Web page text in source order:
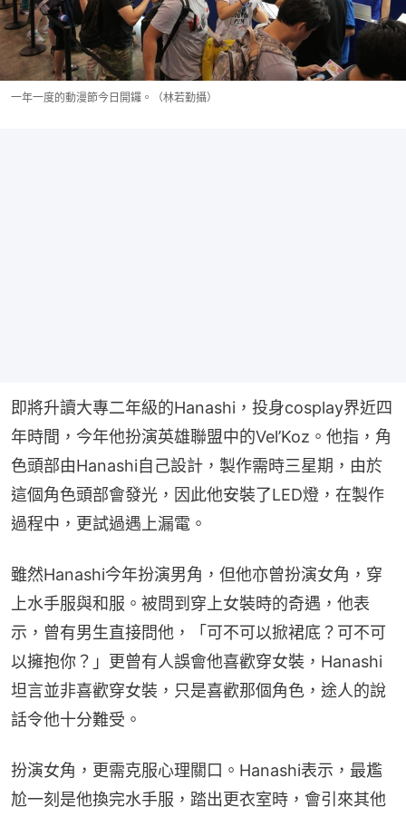
一年一度的動漫節今日開鑼。（林若勤攝）
即將升讀大專二年級的Hanashi，投身cosplay界近四
年時間，今年他扮演英雄聯盟中的Vel’Koz。他指，角
色頭部由Hanashi自己設計，製作需時三星期，由於
這個角色頭部會發光，因此他安裝了LED燈，在製作
過程中，更試過遇上漏電。
雖然Hanashi今年扮演男角，但他亦曾扮演女角，穿
上水手服與和服。被問到穿上女裝時的奇遇，他表
示，曾有男生直接問他，「可不可以掀裙底？可不可
以擁抱你？」更曾有人誤會他喜歡穿女裝，Hanashi
坦言並非喜歡穿女裝，只是喜歡那個角色，途人的說
話令他十分難受。
扮演女角，更需克服心理關口。Hanashi表示，最尷
尬一刻是他換完水手服，踏出更衣室時，會引來其他